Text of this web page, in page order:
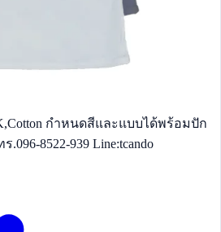
กำหนดสีและแบบได้พร้อมปัก
8522-939 Line:tcando